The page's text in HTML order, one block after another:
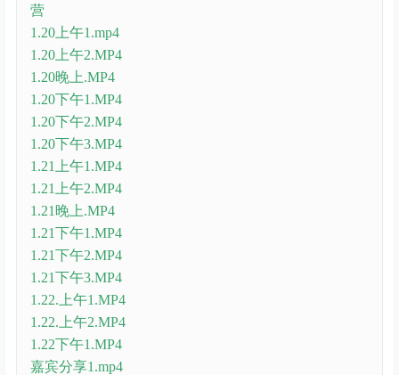
营
1.20上午1.mp4
1.20上午2.MP4
1.20晚上.MP4
1.20下午1.MP4
1.20下午2.MP4
1.20下午3.MP4
1.21上午1.MP4
1.21上午2.MP4
1.21晚上.MP4
1.21下午1.MP4
1.21下午2.MP4
1.21下午3.MP4
1.22.上午1.MP4
1.22.上午2.MP4
1.22下午1.MP4
嘉宾分享1.mp4